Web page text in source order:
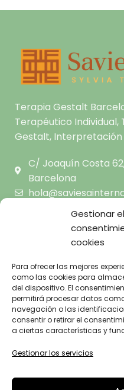
Gestionar el
cookies
Para ofrecer las mejores
como las cookies para
del dispositivo. El
permitirá procesar datos
navegación o las
consentir o retirar el
a ciertas características y
Gestionar los servicios
Terapia Gestalt
Terapéutico Individual,
Gestalt, Interpretación
C/ Joaquín Costa
Barcelona
665.681.444
TERAPIA GESTALT A TU
ALCANCE
CENTRO
BLOG
FAQ’S